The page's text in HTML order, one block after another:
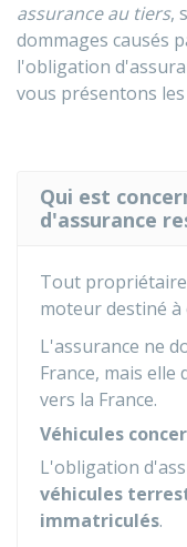
assurance au tiers,
dommages causés
l'obligation
vous présentons
Qui est
d'assurance
Tout
moteur destiné à
L'assurance ne
France, mais
vers la France.
Véhicules
L'obligation
véhicules
immatriculés.